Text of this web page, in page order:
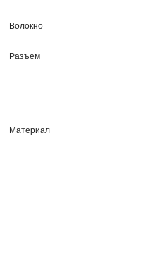
Волокно
Разъем
Материал